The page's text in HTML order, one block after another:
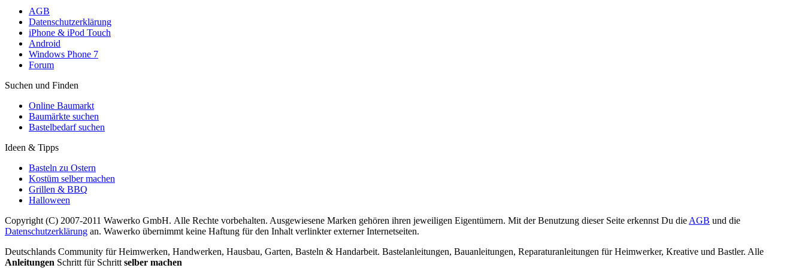
AGB
Datenschutzerklärung
iPhone & iPod Touch
Android
Windows Phone 7
Forum
Suchen und Finden
Online Baumarkt
Baumärkte suchen
Bastelbedarf suchen
Ideen & Tipps
Basteln zu Ostern
Kostüm selber machen
Grillen & BBQ
Halloween
Copyright (C) 2007-2011 Wawerko GmbH. Alle Rechte vorbehalten. Ausgewiesene Marken gehören ihren jeweiligen Eigentümern. Mit der Benutzung dieser Seite erkennst Du die AGB und die
Datenschutzerklärung an. Wawerko übernimmt keine Haftung für den Inhalt verlinkter externer Internetseiten.
Deutschlands Community für Heimwerken, Handwerken, Hausbau, Garten, Basteln & Handarbeit. Bastelanleitungen, Bauanleitungen, Reparaturanleitungen für Heimwerker, Kreative und Bastler. Alle
Anleitungen Schritt für Schritt selber machen